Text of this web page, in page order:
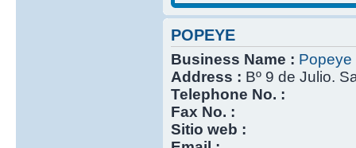
POPEYE
Business Name : Popeye
Address : Bº 9 de Julio.
Telephone No. :
Fax No. :
Sitio web :